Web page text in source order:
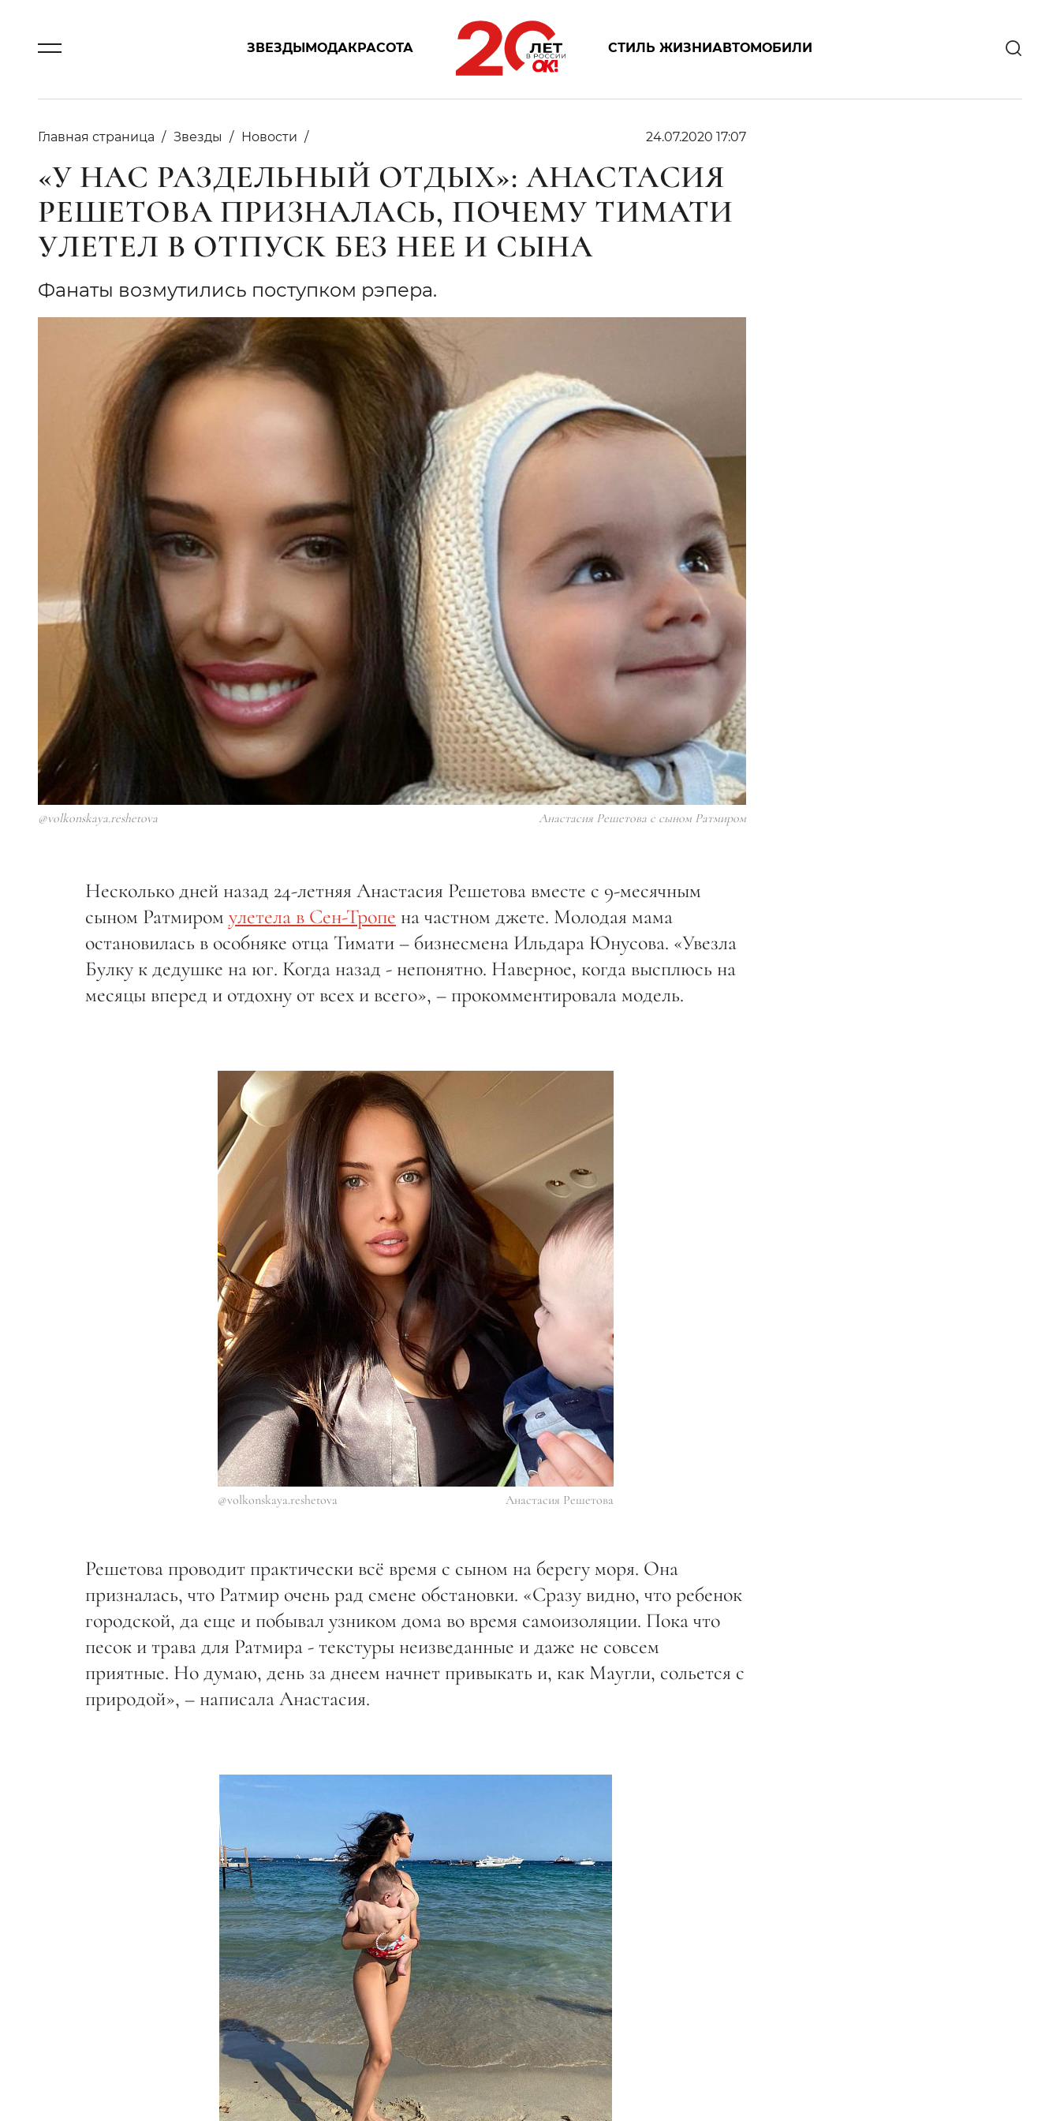
ЗВЕЗДЫМОДАКРАСОТА СТИЛЬ ЖИЗНИАВТОМОБИЛИ
Главная страница Звезды Новости 24.07.2020 17:07
«У НАС РАЗДЕЛЬНЫЙ ОТДЫХ»: АНАСТАСИЯ
РЕШЕТОВА ПРИЗНАЛАСЬ, ПОЧЕМУ ТИМАТИ
УЛЕТЕЛ В ОТПУСК БЕЗ НЕЕ И СЫНА
Фанаты возмутились поступком рэпера.
@volkonskaya.reshetova Анастасия Решетова с сыном Ратмиром
Несколько дней назад 24-летняя Анастасия Решетова вместе с 9-месячным
сыном Ратмиром улетела в Сен-Тропе на частном джете. Молодая мама
остановилась в особняке отца Тимати – бизнесмена Ильдара Юнусова. «Увезла
Булку к дедушке на юг. Когда назад - непонятно. Наверное, когда высплюсь на
месяцы вперед и отдохну от всех и всего», – прокомментировала модель.
@volkonskaya.reshetova Анастасия Решетова
Решетова проводит практически всё время с сыном на берегу моря. Она
призналась, что Ратмир очень рад смене обстановки. «Сразу видно, что ребенок
городской, да еще и побывал узником дома во время самоизоляции. Пока что
песок и трава для Ратмира - текстуры неизведанные и даже не совсем
приятные. Но думаю, день за днеем начнет привыкать и, как Маугли, сольется с
природой», – написала Анастасия.